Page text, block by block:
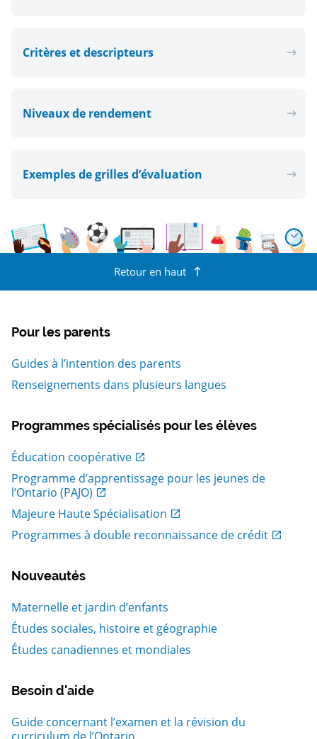
Critères et descripteurs
Niveaux de rendement
Exemples de grilles d’évaluation
Retour en haut
Pour les parents
Guides à l’intention des parents
Renseignements dans plusieurs langues
Programmes spécialisés pour les élèves
Éducation coopérative
, Ouvrir dans une nouvelle fenetre
Programme d’apprentissage pour les jeunes de
l’Ontario (PAJO)
, Ouvrir dans une nouvelle fenetre
Majeure Haute Spécialisation
, Ouvrir dans une nouvelle fenetre
Programmes à double reconnaissance de crédit
, Ouvrir dans une nouvelle fenetre
Nouveautés
Maternelle et jardin d’enfants
Études sociales, histoire et géographie
Études canadiennes et mondiales
Besoin d'aide
Guide concernant l’examen et la révision du